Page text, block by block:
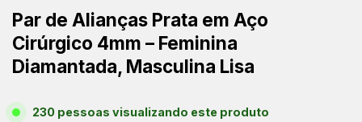
Par de Alianças Prata em Aço
Cirúrgico 4mm – Feminina
Diamantada, Masculina Lisa
230 pessoas visualizando este produto